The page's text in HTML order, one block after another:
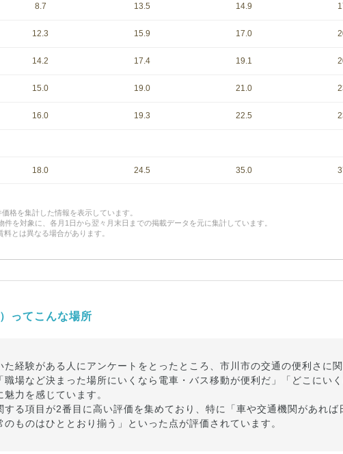
8.7 13.5 14.9
12.3 15.9 17.0
14.2 17.4 19.1
15.0 19.0 21.0
16.0 19.3 22.5
18.0 24.5 35.0
格を集計した情報を表示しています。
件を対象に、各月1日から翌々月末日までの掲載データを元に集計しています。
とは異なる場合があります。
ってこんな場所
た経験がある人にアンケートをとったところ、市川市の交通の便利さに
職場など決まった場所にいくなら電車・バス移動が便利だ」「どこにい
力を感じています。
する項目が2番目に高い評価を集めており、特に「車や交通機関があれば
のものはひととおり揃う」といった点が評価されています。